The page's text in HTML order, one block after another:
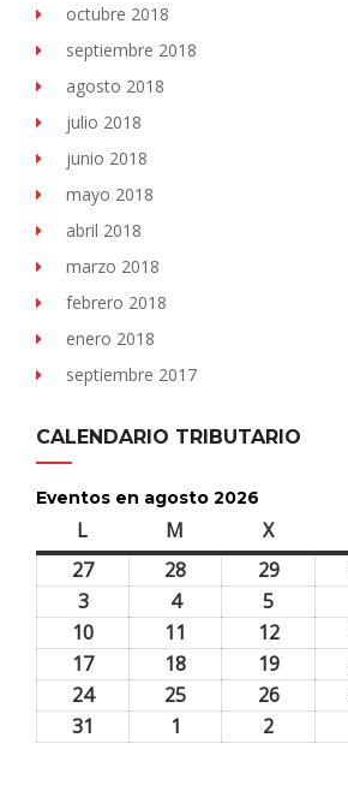
octubre 2018
septiembre 2018
agosto 2018
julio 2018
junio 2018
mayo 2018
abril 2018
marzo 2018
febrero 2018
enero 2018
septiembre 2017
CALENDARIO TRIBUTARIO
Eventos en agosto 2026
L M Xmiércoles
2727
28 2929
2026
33
agosto,
2026
44
agosto,
2026
5
agosto,
2026
10
agosto,
2026
11 1212
agosto,
2026
1717
agosto,
18 1919
agosto,
2424
25 2626
31 1 2